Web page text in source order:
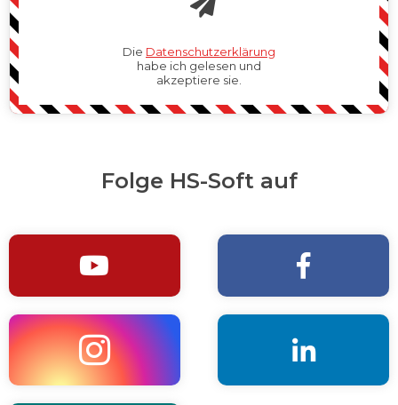
Die Datenschutzerklärung
habe ich gelesen und
akzeptiere sie.
Folge HS-Soft auf
 
 